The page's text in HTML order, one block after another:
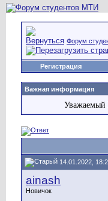
Форум
Регистрация
Важная информация
Уважаемый
14.01.2022,
ainash
Новичок